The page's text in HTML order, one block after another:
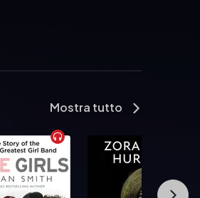
Mostra tutto